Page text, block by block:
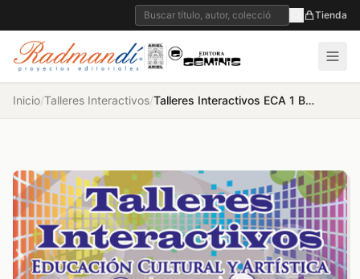
Tienda
Inicio/Talleres Interactivos/ Talleres Interactivos ECA 1 BGU